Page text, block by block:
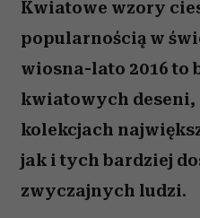
Kwiatowe wzory
popularnością w
wiosna-lato 2016 to
kwiatowych deseni,
kolekcjach
jak i tych bardziej
zwyczajnych ludzi.